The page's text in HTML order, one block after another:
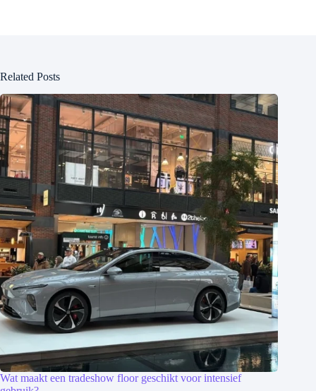
Related Posts
Wat maakt een tradeshow floor geschikt voor intensief